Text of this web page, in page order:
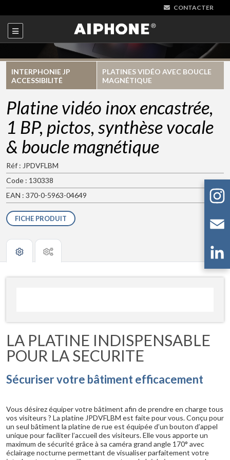
CONTACTER
INTERPHONIE JP
ACCESSIBILITÉ
PLATINES VIDÉO AVEC BOUCLE
MAGNÉTIQUE
Platine vidéo inox encastrée,
1 BP, pictos, synthèse vocale
& boucle magnétique
Réf : JPDVFLBM
Code : 130338
EAN : 370-0-5963-04649
FICHE PRODUIT
LA PLATINE INDISPENSABLE
POUR LA SECURITE
Sécuriser votre bâtiment efficacement
Vous désirez équiper votre bâtiment afin de prendre en charge tous
vos visiteurs ? La platine JPDVFLBM est faite pour vous. Conçu pour
un seul bâtiment la platine de rue est équipée d’un bouton d’appel
unique pour faciliter l’accueil des visiteurs. Elle vous apporte un
maximum de sécurité grâce à sa caméra grand angle 170° avec
éclairage nocturne permettant de visualiser parfaitement votre